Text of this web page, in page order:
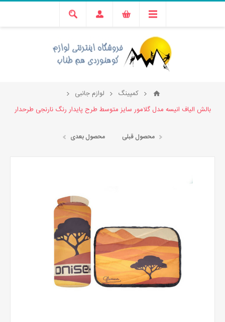
کمپینگ
لوازم جانبی
بالش الیاف انیسه مدل گلامور سایز متوسط طرح پایدار رنگ نارنجی طرحدار
محصول قبلی محصول بعدی